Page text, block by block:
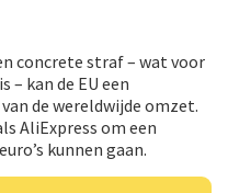
concrete straf – wat voor
kan de EU een
de wereldwijde omzet.
AliExpress om een
kunnen gaan.